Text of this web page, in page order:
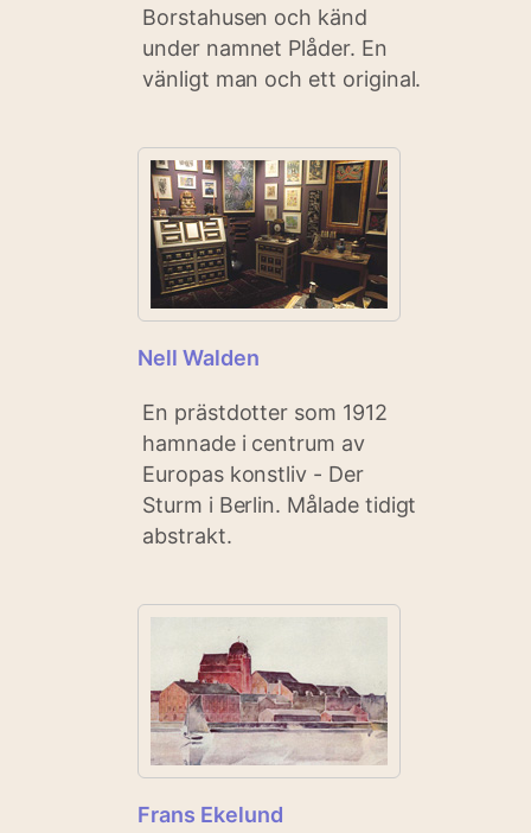
Borstahusen och känd
under namnet Plåder. En
vänligt man och ett original.
Nell Walden
En prästdotter som 1912
hamnade i centrum av
Europas konstliv - Der
Sturm i Berlin. Målade tidigt
abstrakt.
Frans Ekelund